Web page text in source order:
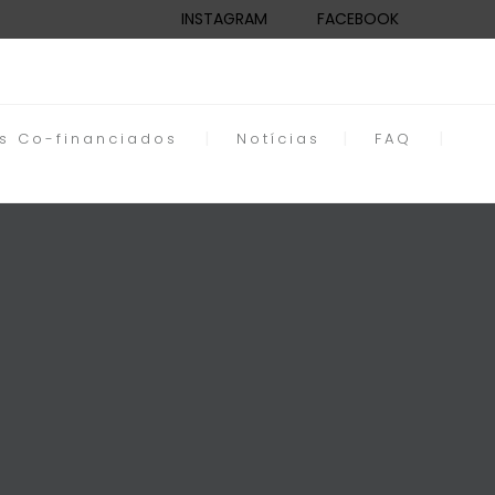
FACEBOOK
INSTAGRAM
Co-financiados Notícias
FAQ